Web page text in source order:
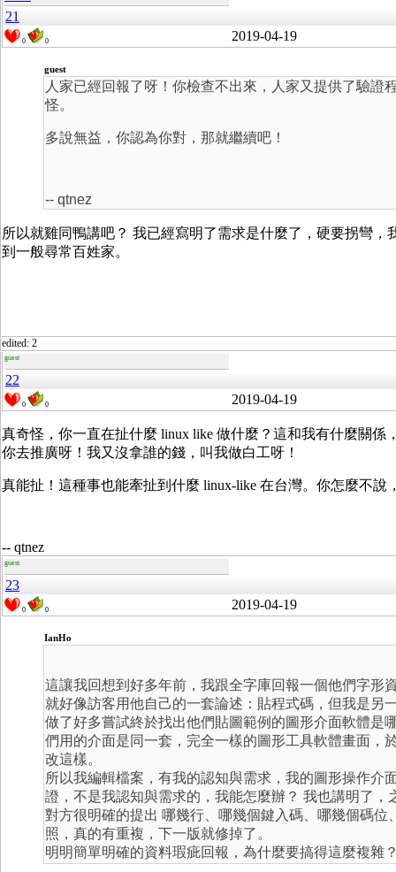
21
0 0 2019-04-19
guest
人家已經回報了呀！你檢查不出來，人家又提供了驗證
怪。
多說無益，你認為你對，那就繼續吧！
-- qtnez
所以就雞同鴨講吧？ 我已經寫明了需求是什麼了，硬要拐彎
到一般尋常百姓家。
edited: 2
guest
22
0 0 2019-04-19
真奇怪，你一直在扯什麼 linux like 做什麼？這和我有什麼關
你去推廣呀！我又沒拿誰的錢，叫我做白工呀！
真能扯！這種事也能牽扯到什麼 linux-like 在台灣。你怎麼不
-- qtnez
guest
23
0 0 2019-04-19
IanHo
這讓我回想到好多年前，我跟全字庫回報一個他們字形
就好像訪客用他自己的一套論述：貼程式碼，但我是另
做了好多嘗試終於找出他們貼圖範例的圖形介面軟體是
們用的介面是同一套，完全一樣的圖形工具軟體畫面，
改這樣。
所以我編輯檔案，有我的認知與需求，我的圖形操作介
證，不是我認知與需求的，我能怎麼辦？ 我也講明了
對方很明確的提出 哪幾行、哪幾個鍵入碼、哪幾個碼
照，真的有重複，下一版就修掉了。
明明簡單明確的資料瑕疵回報，為什麼要搞得這麼複雜